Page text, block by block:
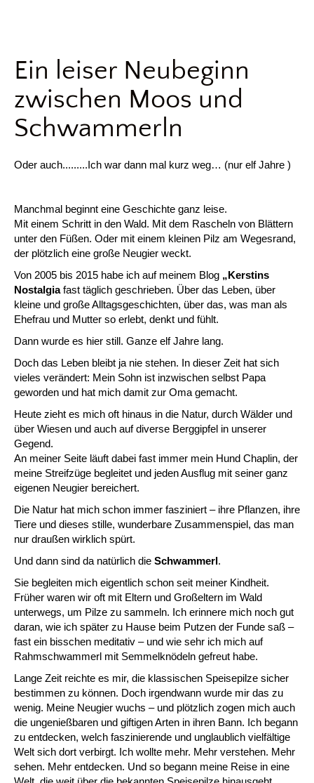
Ein leiser Neubeginn
zwischen Moos und
Schwammerln
Oder auch.........Ich war dann mal kurz weg… (nur elf Jahre )
Manchmal beginnt eine Geschichte ganz leise.
Mit einem Schritt in den Wald. Mit dem Rascheln von Blättern
unter den Füßen. Oder mit einem kleinen Pilz am Wegesrand,
der plötzlich eine große Neugier weckt.
Von 2005 bis 2015 habe ich auf meinem Blog „Kerstins
Nostalgiafast täglich geschrieben. Über das Leben, über
kleine und große Alltagsgeschichten, über das, was man als
Ehefrau und Mutter so erlebt, denkt und fühlt.
Dann wurde es hier still. Ganze elf Jahre lang.
Doch das Leben bleibt ja nie stehen. In dieser Zeit hat sich
vieles verändert: Mein Sohn ist inzwischen selbst Papa
geworden und hat mich damit zur Oma gemacht.
Heute zieht es mich oft hinaus in die Natur, durch Wälder und
über Wiesen und auch auf diverse Berggipfel in unserer
Gegend.
An meiner Seite läuft dabei fast immer mein Hund Chaplin, der
meine Streifzüge begleitet und jeden Ausflug mit seiner ganz
eigenen Neugier bereichert.
Die Natur hat mich schon immer fasziniert – ihre Pflanzen, ihre
Tiere und dieses stille, wunderbare Zusammenspiel, das man
nur draußen wirklich spürt.
Und dann sind da natürlich die Schwammerl.
Sie begleiten mich eigentlich schon seit meiner Kindheit.
Früher waren wir oft mit Eltern und Großeltern im Wald
unterwegs, um Pilze zu sammeln. Ich erinnere mich noch gut
daran, wie ich später zu Hause beim Putzen der Funde saß –
fast ein bisschen meditativ – und wie sehr ich mich auf
Rahmschwammerl mit Semmelknödeln gefreut habe.
Lange Zeit reichte es mir, die klassischen Speisepilze sicher
bestimmen zu können. Doch irgendwann wurde mir das zu
wenig. Meine Neugier wuchs – und plötzlich zogen mich auch
die ungenießbaren und giftigen Arten in ihren Bann. Ich begann
zu entdecken, welch faszinierende und unglaublich vielfältige
Welt sich dort verbirgt. Ich wollte mehr. Mehr verstehen. Mehr
sehen. Mehr entdecken. Und so begann meine Reise in eine